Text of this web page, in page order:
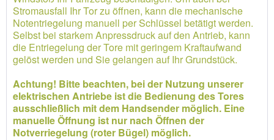
Stromausfall Ihr Tor zu öffnen, kann die mechanische
Notentriegelung manuell per Schlüssel betätigt werden.
Selbst bei starkem Anpressdruck auf den Antrieb, kann
die Entriegelung der Tore mit geringem Kraftaufwand
gelöst werden und Sie gelangen auf Ihr Grundstück.
Achtung! Bitte beachten, bei der Nutzung unserer
elektrischen Antriebe ist die Bedienung des Tores
ausschließlich mit dem Handsender möglich. Eine
manuelle Öffnung ist nur nach Öffnen der
Notverriegelung (roter Bügel) möglich.